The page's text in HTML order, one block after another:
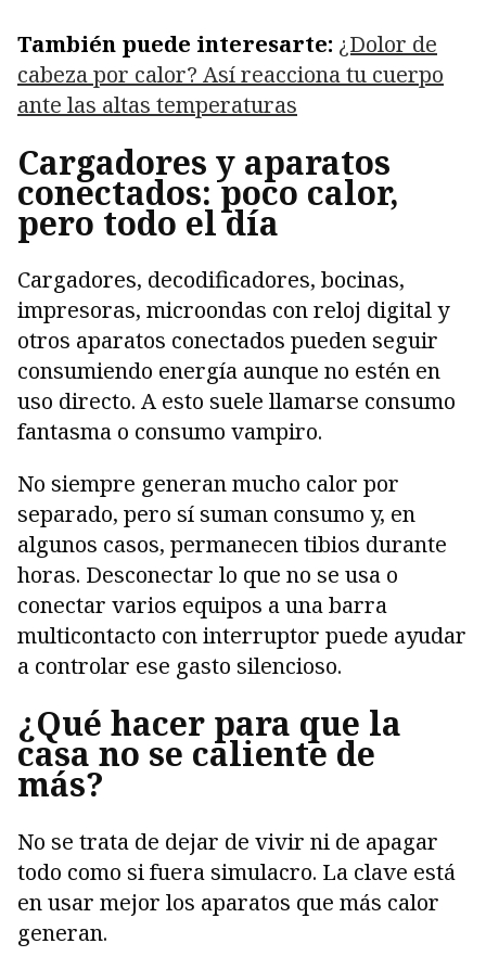
También puede interesarte: ¿Dolor de
cabeza por calor? Así reacciona tu cuerpo
ante las altas temperaturas
Cargadores y aparatos
conectados: poco calor,
pero todo el día
Cargadores, decodificadores, bocinas,
impresoras, microondas con reloj digital y
otros aparatos conectados pueden seguir
consumiendo energía aunque no estén en
uso directo. A esto suele llamarse consumo
fantasma o consumo vampiro.
No siempre generan mucho calor por
separado, pero sí suman consumo y, en
algunos casos, permanecen tibios durante
horas. Desconectar lo que no se usa o
conectar varios equipos a una barra
multicontacto con interruptor puede ayudar
a controlar ese gasto silencioso.
¿Qué hacer para que la
casa no se caliente de
más?
No se trata de dejar de vivir ni de apagar
todo como si fuera simulacro. La clave está
en usar mejor los aparatos que más calor
generan.